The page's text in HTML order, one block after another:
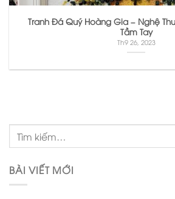
Tranh Đá Quý Hoàng Gia – Nghệ
Tầm Tay
Th9 26, 2023
BÀI VIẾT MỚI